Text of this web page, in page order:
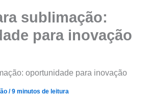
sublimação:
para inovação
oportunidade para inovação
/9 minutos de leitura